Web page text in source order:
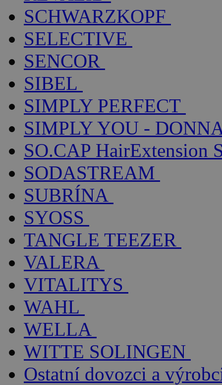
SCHWARZKOPF
SELECTIVE
SENCOR
SIBEL
SIMPLY PERFECT
SIMPLY YOU -
SO.CAP HairExtension
SODASTREAM
SUBRÍNA
SYOSS
TANGLE TEEZER
VALERA
VITALITYS
WAHL
WELLA
WITTE SOLINGEN
Ostatní dovozci a